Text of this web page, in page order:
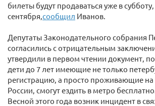
билеты будут продаваться уже в
сентября,сообщил Иванов.
Депутаты Законодательного собрания
согласились с отрицательным
утвердили в первом чтении документ,
дети до 7 лет имеющие не только
регистрацию, а просто проживающие на
России, смогут ездить в метро
Весной этого года возник инцидент в